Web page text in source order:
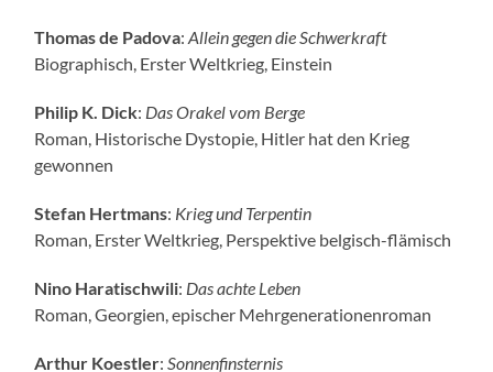
Thomas de Padova:Allein gegen die Schwerkraft
Biographisch, Erster Weltkrieg, Einstein
Philip K. Dick: Das Orakel vom Berge
Roman, Historische Dystopie, Hitler hat den Krieg
gewonnen
Stefan Hertmans: Krieg und Terpentin
Roman, Erster Weltkrieg, Perspektive belgisch-flämisch
Nino Haratischwili: Das achte Leben
Roman, Georgien, epischer Mehrgenerationenroman
Arthur Koestler:Sonnenfinsternis